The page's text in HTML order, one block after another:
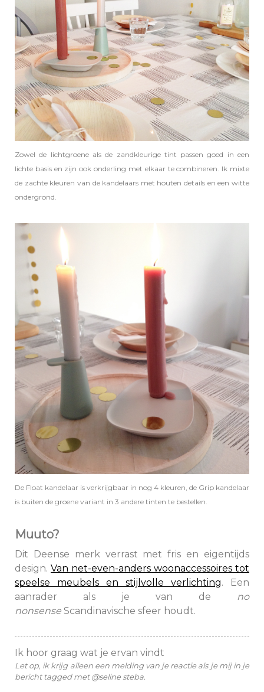
Zowel de lichtgroene als de zandkleurige tint passen goed in een
lichte basis en zijn ook onderling met elkaar te combineren. Ik mixte
de zachte kleuren van de kandelaars met houten details en een witte
ondergrond.
De Float kandelaar is verkrijgbaar in nog 4 kleuren, de Grip kandelaar
is buiten de groene variant in 3 andere tinten te bestellen.
Muuto?
Dit Deense merk verrast met fris en eigentijds
design. Van net-even-anders woonaccessoires tot
speelse meubels en stijlvolle verlichting. Een
aanrader als je van de no
nonsense Scandinavische sfeer houdt.
Ik hoor graag wat je ervan vindt
Let op, ik krijg alleen een melding van je reactie als je mij in je
bericht tagged met @seline steba.